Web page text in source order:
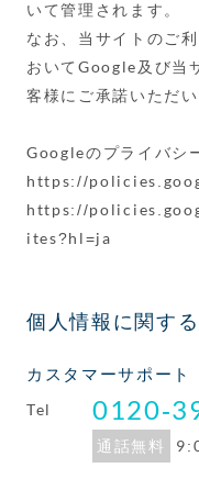
いて管理されます。
なお、当サイトのご
おいてGoogle及び当
客様にご承諾いただ
Googleのプライバシ
https://
https://
ites?hl=ja
個人情報に関す
カスタマーサポート
Tel 0120-
通話無料